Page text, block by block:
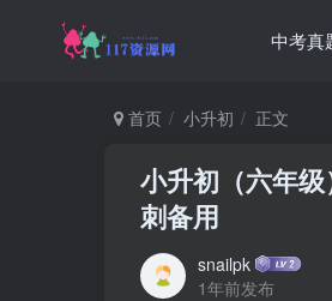
中考真
首页 小升初 正文
小升初（六年
刺备用
snailpk
1年前发布